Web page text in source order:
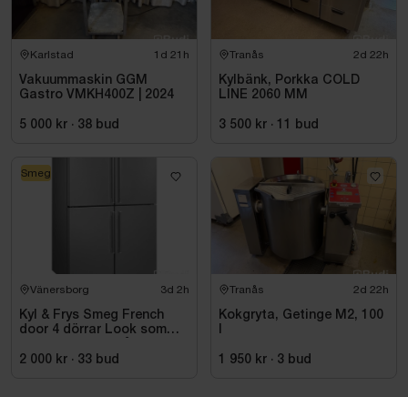
Karlstad 1d 21h
Vakuummaskin GGM
Gastro VMKH400Z | 2024
5 000 kr · 38 bud
Tranås 2d 22h
Kylbänk, Porkka COLD
LINE 2060 MM
3 500 kr · bud
Vänersborg 3d 2h
Kyl & Frys Smeg French
door 4 dörrar Look som
Universiell FQ60XDE
2 000 kr · 33 bud
Smeg
Tranås 2d 22h
Kokgryta, Getinge M2, 100
1 950 kr · 3 bud